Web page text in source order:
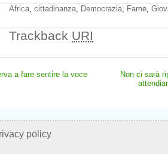
Africa cittadinanza Democrazia Fame
Trackback URI
a fare sentire la voce
Non ci sarà
policy